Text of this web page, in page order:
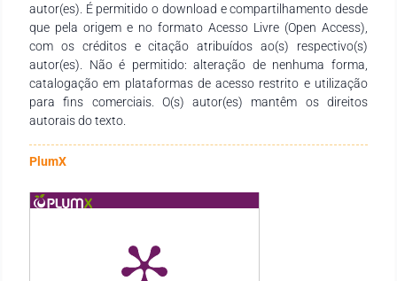
autor(es). É permitido o download e compartilhamento desde
que pela origem e no formato Acesso Livre (Open Access),
com os créditos e citação atribuídos ao(s) respectivo(s)
autor(es). Não é permitido: alteração de nenhuma forma,
catalogação em plataformas de acesso restrito e utilização
para fins comerciais. O(s) autor(es) mantêm os direitos
autorais do texto.
PlumX